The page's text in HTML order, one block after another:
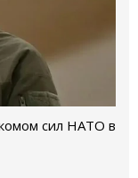
сил НАТО в